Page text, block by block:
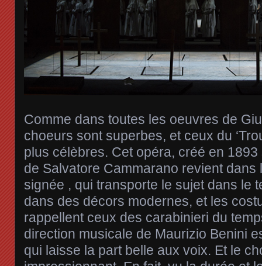
Comme dans toutes les oeuvres de
choeurs sont superbes, et ceux du
plus célèbres. Cet opéra, créé en
de Salvatore Cammarano revient dans
signée , qui transporte le sujet dans le
dans des décors modernes, et les
rappellent ceux des carabinieri du
direction musicale de Maurizio Benini
qui laisse la part belle aux voix. Et le